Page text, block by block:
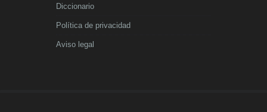
Diccionario
Política de privacidad
Aviso legal